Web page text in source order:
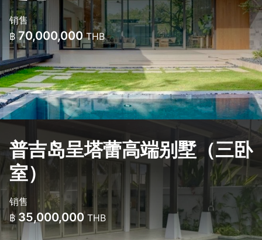
销售
฿ 70,000,000THB
普吉岛呈塔蕾高端别墅（三卧
室）
销售
฿ 35,000,000THB